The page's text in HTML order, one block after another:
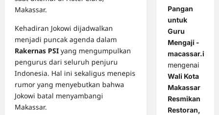
Makassar.
Kehadiran Jokowi dijadwalkan
menjadi puncak agenda dalam
Rakernas PSI yang mengumpulkan
pengurus dari seluruh penjuru
Indonesia. Hal ini sekaligus menepis
rumor yang menyebutkan bahwa
Jokowi batal menyambangi
Makassar.
Pangan
untuk
Guru
Mengaji -
macassar.id
mengenai
Wali Kota
Makassar
Resmikan
Restoran,